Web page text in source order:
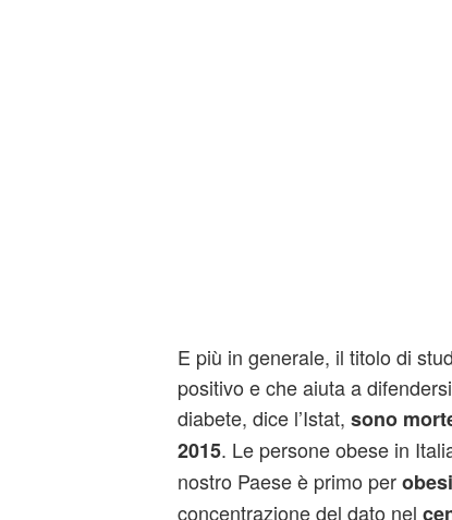
E più in generale, il titolo di
positivo e che aiuta a
diabete, dice l’Istat, sono
2015. Le persone obese in
nostro Paese è primo per
concentrazione del dato nel